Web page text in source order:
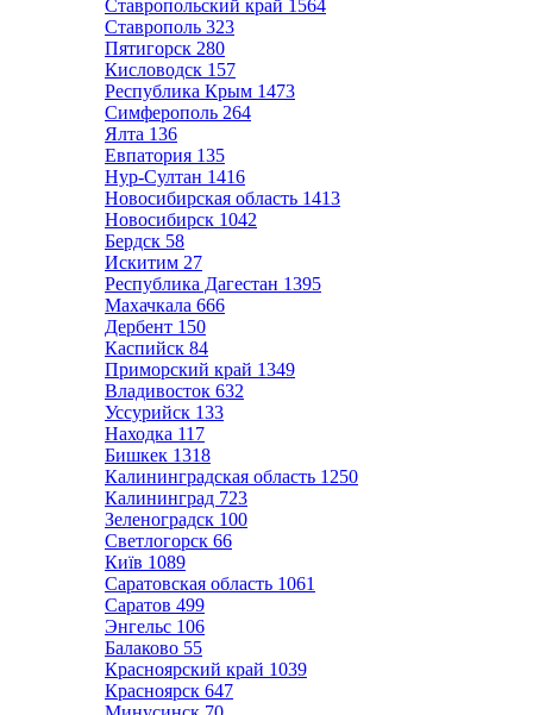
Ставропольский край 1564
Ставрополь 323
Пятигорск 280
Кисловодск 157
Республика Крым 1473
Симферополь 264
Ялта 136
Евпатория 135
Нур-Султан 1416
Новосибирская область 1413
Новосибирск 1042
Бердск 58
Искитим 27
Республика Дагестан 1395
Махачкала 666
Дербент 150
Каспийск 84
Приморский край 1349
Владивосток 632
Уссурийск 133
Находка 117
Бишкек 1318
Калининградская область 1250
Калининград 723
Зеленоградск 100
Светлогорск 66
Київ 1089
Саратовская область 1061
Саратов 499
Энгельс 106
Балаково 55
Красноярский край 1039
Красноярск 647